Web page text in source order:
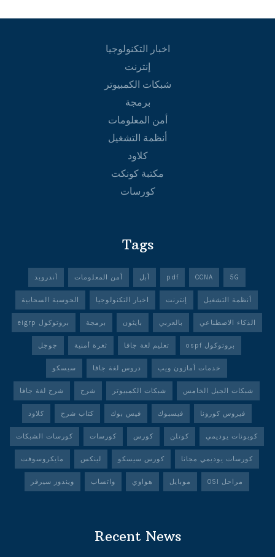
اخبار التكنولوجيا
إنترنت
شبكات الكمبيوتر
برمجة
أمن المعلومات
أنظمة التشغيل
كلاود
مكتبة كونكت
كورسات
Tags
5G
CCNA
pdf أبل أمن المعلومات أندرويد
أنظمة التشغيل إنترنت اخبار التكنولوجيا الحوسبة السحابية
الذكاء الاصطناعي بالعربي بايثون برمجة بروتوكول eigrp
بروتوكول ospf تعليم لغة جافا ثغرة أمنية جوجل
خدمات أمازون ويب دروس لغة جافا سيسكو
شبكات الجيل الخامس شبكات الكمبيوتر شرح شرح لغة جافا
فيروس كورونا فيسبوك فيس بوك كتاب شرح كلاود
كوبونات يوديمي كوتلن كورس كورسات كورسات الشبكات
كورسات يوديمي مجانا كورس سيسكو لينكس مايكروسوفت
مراحل OSI موبايل هواوي واتساب ويندوز سيرفر
Recent News